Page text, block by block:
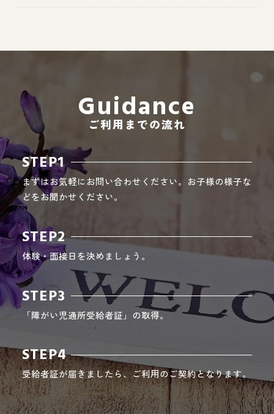
Instagram 事業所紹介動画
CEO BLOG
Guidance
ご利用までの流れ
STEP1
まずはお気軽にお問い合わせください。お子様の様子な
どをお聞かせください。
STEP2
体験・面接日を決めましょう。
STEP3
「障がい児通所受給者証」の取得。
STEP4
受給者証が届きましたら、ご利用のご契約となります。